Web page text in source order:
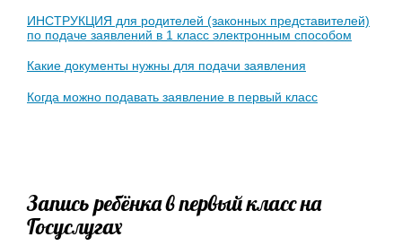
ИНСТРУКЦИЯ для родителей (законных представителей)
по подаче заявлений в 1 класс электронным способом
Какие документы нужны для подачи заявления
Когда можно подавать заявление в первый класс
Запись ребёнка в первый класс на
Госуслугах